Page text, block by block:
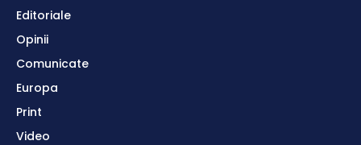
Editoriale
Opinii
Comunicate
Europa
Print
Video